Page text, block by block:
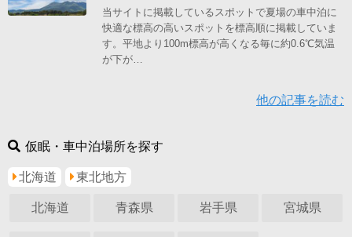
当サイトに掲載しているスポットで夏場の車中泊に
快適な標高の高いスポットを標高順に掲載していま
す。平地より100m標高が高くなる毎に約0.6℃気温
が下が…
他の記事を読む
仮眠・車中泊場所を探す
北海道 東北地方
北海道 青森県 岩手県 宮城県